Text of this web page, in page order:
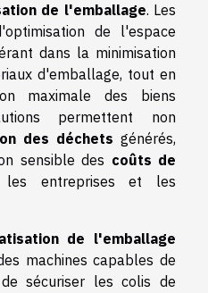
de l'emballage. Les
de l'espace
dans la minimisation
d'emballage, tout en
maximale des biens
permettent non
des déchets générés,
sensible des coûts de
entreprises et les
de l'emballage
machines capables de
sécuriser les colis de